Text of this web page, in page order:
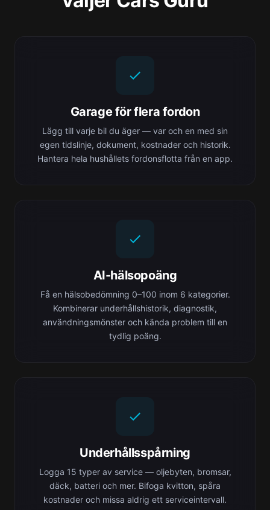
Garage för flera fordon
Lägg till varje bil du äger — var och en med sin
egen tidslinje, dokument, kostnader och historik.
Hantera hela hushållets fordonsflotta från en app.
AI-hälsopoäng
Få en hälsobedömning 0–100 inom 6 kategorier.
Kombinerar underhållshistorik, diagnostik,
användningsmönster och kända problem till en
tydlig poäng.
Underhållsspårning
Logga 15 typer av service — oljebyten, bromsar,
däck, batteri och mer. Bifoga kvitton, spåra
kostnader och missa aldrig ett serviceintervall.